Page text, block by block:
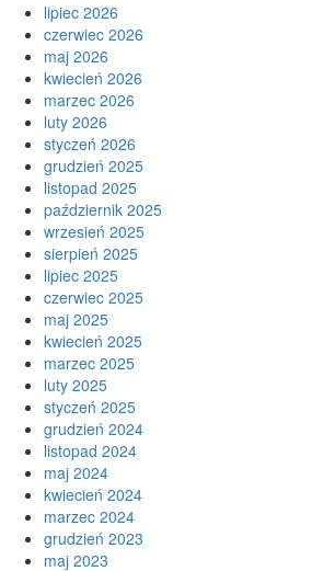
lipiec 2026
czerwiec 2026
maj 2026
kwiecień 2026
marzec 2026
luty 2026
styczeń 2026
grudzień 2025
listopad 2025
październik 2025
wrzesień 2025
sierpień 2025
lipiec 2025
czerwiec 2025
maj 2025
kwiecień 2025
marzec 2025
luty 2025
styczeń 2025
grudzień 2024
listopad 2024
maj 2024
kwiecień 2024
marzec 2024
grudzień 2023
maj 2023